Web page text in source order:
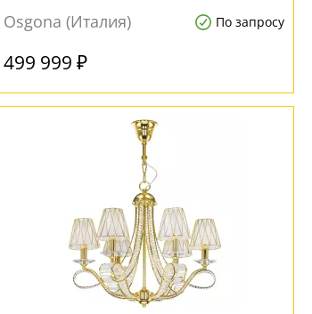
Osgona (Италия)
По запросу
499 999 ₽